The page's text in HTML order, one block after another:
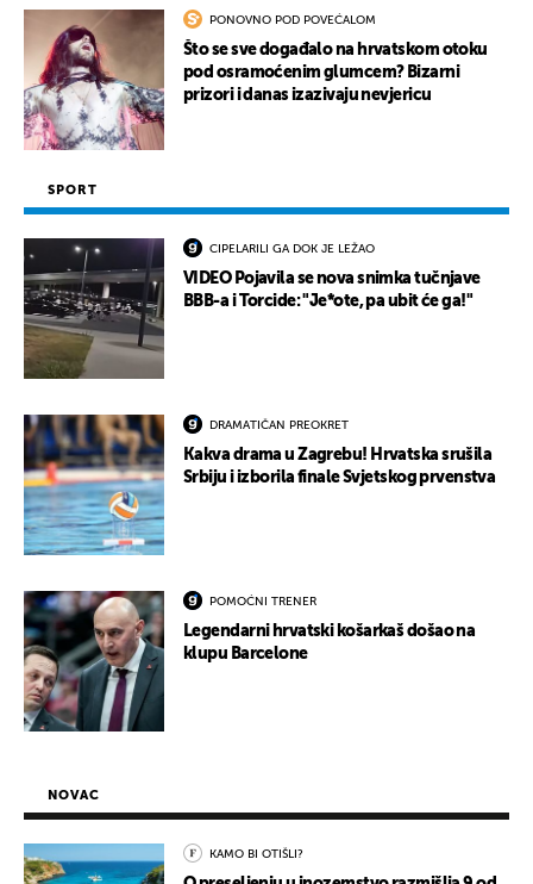
PONOVNO POD POVEĆALOM
Što se sve događalo na hrvatskom otoku
pod osramoćenim glumcem? Bizarni
prizori i danas izazivaju nevjericu
SPORT
CIPELARILI GA DOK JE LEŽAO
VIDEO Pojavila se nova snimka tučnjave
BBB-a i Torcide: "Je*ote, pa ubit će ga!"
DRAMATIČAN PREOKRET
Kakva drama u Zagrebu! Hrvatska srušila
Srbiju i izborila finale Svjetskog prvenstva
POMOĆNI TRENER
Legendarni hrvatski košarkaš došao na
klupu Barcelone
NOVAC
KAMO BI OTIŠLI?